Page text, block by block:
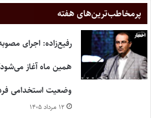
پر‌مخاطب‌ترین‌های هفته
رفیع‌زاده: اجرای
همین ماه آغاز
وضعیت استخدامی
۱۲ مرداد ۱۴۰۵